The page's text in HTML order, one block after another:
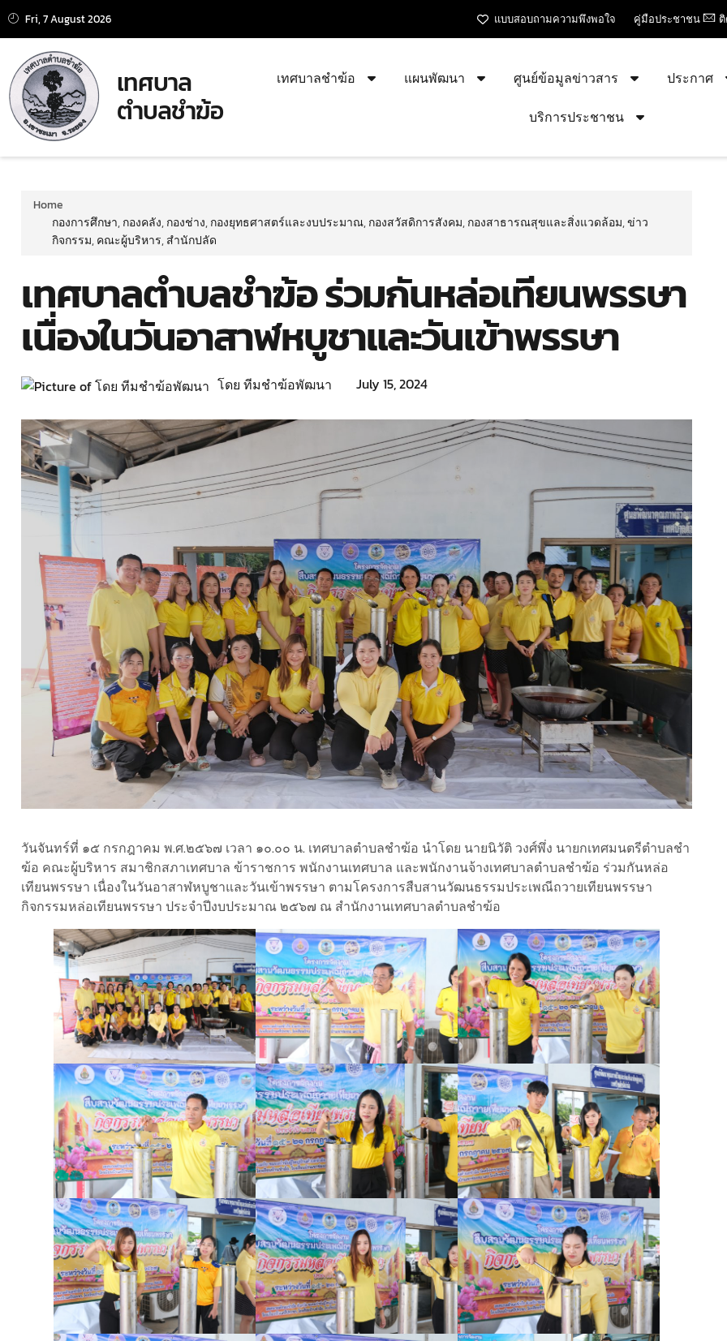
Fri, 7 August 2026 แบบสอบถามความพึงพอใจ คู่มือประชาชน
เทศบาล
ตำบลชำฆ้อ
เทศบาลชำฆ้อ แผนพัฒนา ศูนย์ข้อมูลข่าวสาร ประกาศ
บริการประชาชน
Home
กองการศึกษา,กองคลัง,กองช่าง,กองยุทธศาสตร์และงบประมาณ,กองสวัสดิการสังคม,กองสาธารณสุขและสิ่งแวดล้อม,ข่าว
กิจกรรม,คณะผู้บริหาร,สำนักปลัด
เทศบาลตำบลชำฆ้อ ร่วมกันหล่อเทียนพรรษา
เนื่องในวันอาสาฬหบูชาและวันเข้าพรรษา
โดย ทีมชำฆ้อพัฒนา July 15, 2024
วันจันทร์ที่ ๑๕ กรกฎาคม พ.ศ.๒๕๖๗ เวลา ๑๐.๐๐ น. เทศบาลตำบลชำฆ้อ นำโดย นายนิวัติ วงศ์พึ่ง นายกเทศมนตรีตำบลชำ
ฆ้อ คณะผู้บริหาร สมาชิกสภาเทศบาล ข้าราชการ พนักงานเทศบาล และพนักงานจ้างเทศบาลตำบลชำฆ้อ ร่วมกันหล่อ
เทียนพรรษา เนื่องในวันอาสาฬหบูชาและวันเข้าพรรษา ตามโครงการสืบสานวัฒนธรรมประเพณีถวายเทียนพรรษา
กิจกรรมหล่อเทียนพรรษา ประจำปีงบประมาณ ๒๕๖๗ ณ สำนักงานเทศบาลตำบลชำฆ้อ